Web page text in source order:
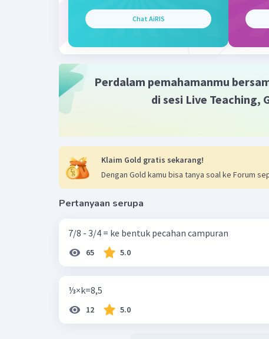
L = 𝞹 x r2
Beri Rating·5.0(1) Balas
Chat AiRIS
Perdalam pemahamanmu
di sesi Live Teaching,
Klaim Gold gratis sekarang!
Dengan Gold kamu bisa tanya soal ke Forum
Pertanyaan serupa
7/8 - 3/4 = ke bentuk pecahan campuran
65 5.0
⅓×k=8,5
12 5.0